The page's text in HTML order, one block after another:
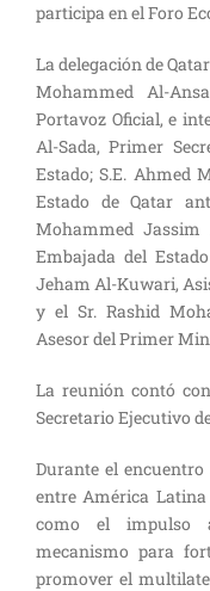
participa en el Foro
La delegación de
Mohammed Al-
Portavoz Oficial, e
Al-Sada, Primer
Estado; S.E. Ahmed
Estado de Qatar
Mohammed
Embajada del
Jeham Al-Kuwari,
y el Sr. Rashid
Asesor del Primer
La reunión contó
Secretario Ejecutivo
Durante el
entre América
como el impulso
mecanismo para
promover el